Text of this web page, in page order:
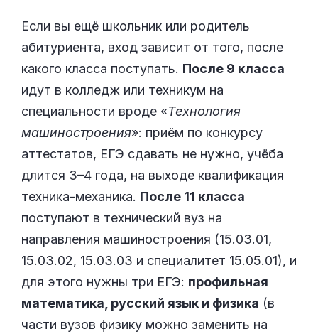
Если вы ещё школьник или родитель
абитуриента, вход зависит от того, после
какого класса поступать. После 9 класса
идут в колледж или техникум на
специальности вроде «Технология
машиностроения»: приём по конкурсу
аттестатов, ЕГЭ сдавать не нужно, учёба
длится 3–4 года, на выходе квалификация
техника-механика. После 11 класса
поступают в технический вуз на
направления машиностроения (15.03.01,
15.03.02, 15.03.03 и специалитет 15.05.01), и
для этого нужны три ЕГЭ: профильная
математика, русский язык и физика (в
части вузов физику можно заменить на